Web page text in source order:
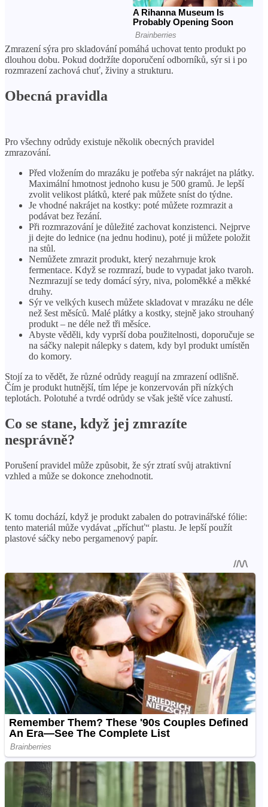
Zmrazení sýra pro skladování pomáhá uchovat tento produkt po
dlouhou dobu. Pokud dodržíte doporučení odborníků, sýr si i po
rozmrazení zachová chuť, živiny a strukturu.
Obecná pravidla
Pro všechny odrůdy existuje několik obecných pravidel
zmrazování.
Před vložením do mrazáku je potřeba sýr nakrájet na plátky.
Maximální hmotnost jednoho kusu je 500 gramů. Je lepší
zvolit velikost plátků, které pak můžete sníst do týdne.
Je vhodné nakrájet na kostky: poté můžete rozmrazit a
podávat bez řezání.
Při rozmrazování je důležité zachovat konzistenci. Nejprve
ji dejte do lednice (na jednu hodinu), poté ji můžete položit
na stůl.
Nemůžete zmrazit produkt, který nezahrnuje krok
fermentace. Když se rozmrazí, bude to vypadat jako tvaroh.
Nezmrazují se tedy domácí sýry, niva, poloměkké a měkké
druhy.
Sýr ve velkých kusech můžete skladovat v mrazáku ne déle
než šest měsíců. Malé plátky a kostky, stejně jako strouhaný
produkt – ne déle než tři měsíce.
Abyste věděli, kdy vyprší doba použitelnosti, doporučuje se
na sáčky nalepit nálepky s datem, kdy byl produkt umístěn
do komory.
Stojí za to vědět, že různé odrůdy reagují na zmrazení odlišně.
Čím je produkt hutnější, tím lépe je konzervován při nízkých
teplotách. Polotuhé a tvrdé odrůdy se však ještě více zahustí.
Co se stane, když jej zmrazíte
nesprávně?
Porušení pravidel může způsobit, že sýr ztratí svůj atraktivní
vzhled a může se dokonce znehodnotit.
K tomu dochází, když je produkt zabalen do potravinářské fólie:
tento materiál může vydávat „příchuť“ plastu. Je lepší použít
plastové sáčky nebo pergamenový papír.